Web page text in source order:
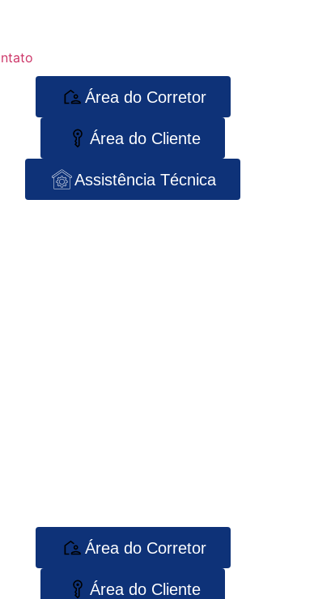
Área do Corretor
Área do Cliente
Assistência Técnica
Área do Corretor
Área do Cliente